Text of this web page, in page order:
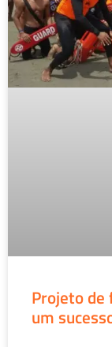
Projeto de
um